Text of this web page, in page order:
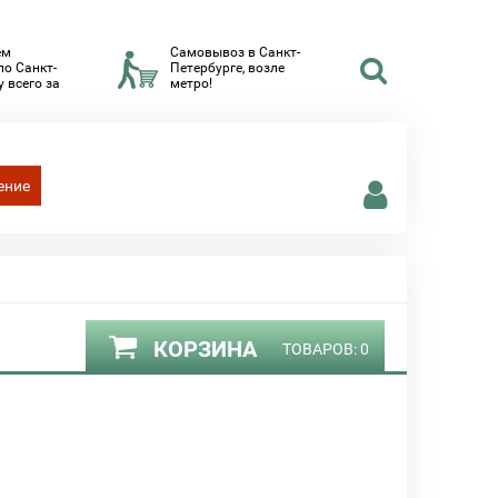
Самовывоз в Санкт-
Петербурге, возле
метро!
Санкт-
всего за
КОРЗИНА ТОВАРОВ:0